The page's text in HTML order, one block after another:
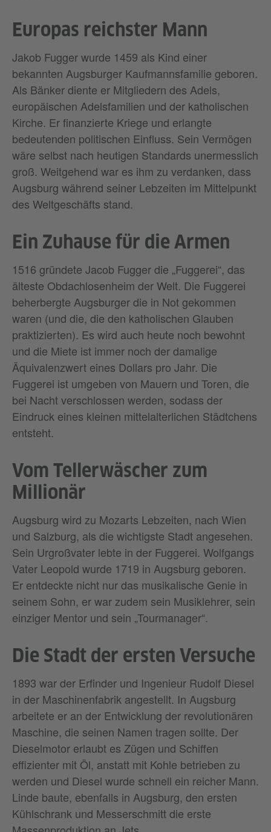
Europas reichster Mann
Jakob Fugger wurde 1459 als Kind einer
bekannten Augsburger Kaufmannsfamilie geboren.
Als Bänker diente er Mitgliedern des Adels,
europäischen Adelsfamilien und der katholischen
Kirche. Er finanzierte Kriege und erlangte
bedeutenden politischen Einfluss. Sein Vermögen
wäre selbst nach heutigen Standards unermesslich
groß. Weitgehend war es ihm zu verdanken, dass
Augsburg während seiner Lebzeiten im Mittelpunkt
des Weltgeschäfts stand.
Ein Zuhause für die Armen
1516 gründete Jacob Fugger die „Fuggerei“, das
älteste Obdachlosenheim der Welt. Die Fuggerei
beherbergte Augsburger die in Not gekommen
waren (und die, die den katholischen Glauben
praktizierten). Es wird auch heute noch bewohnt
und die Miete ist immer noch der damalige
Äquivalenzwert eines Dollars pro Jahr. Die
Fuggerei ist umgeben von Mauern und Toren, die
bei Nacht verschlossen werden, sodass der
Eindruck eines kleinen mittelalterlichen Städtchens
entsteht.
Vom Tellerwäscher zum
Millionär
Augsburg wird zu Mozarts Lebzeiten, nach Wien
und Salzburg, als die wichtigste Stadt angesehen.
Sein Urgroßvater lebte in der Fuggerei. Wolfgangs
Vater Leopold wurde 1719 in Augsburg geboren.
Er entdeckte nicht nur das musikalische Genie in
seinem Sohn, er war zudem sein Musiklehrer, sein
einziger Mentor und sein „Tourmanager“.
Die Stadt der ersten Versuche
1893 war der Erfinder und Ingenieur Rudolf Diesel
in der Maschinenfabrik angestellt. In Augsburg
arbeitete er an der Entwicklung der revolutionären
Maschine, die seinen Namen tragen sollte. Der
Dieselmotor erlaubt es Zügen und Schiffen
effizienter mit Öl, anstatt mit Kohle betrieben zu
werden und Diesel wurde schnell ein reicher Mann.
Linde baute, ebenfalls in Augsburg, den ersten
Kühlschrank und Messerschmitt die erste